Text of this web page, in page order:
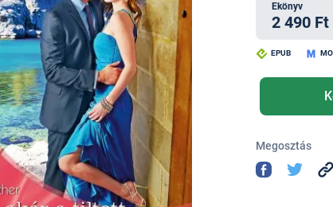
Ekönyv
2 490 Ft
EPUB
Megosztás